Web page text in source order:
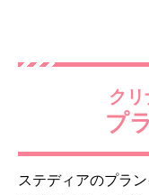
アクリストン（ソ
標準仕様モデル
ク
プ
ステディアのプラ